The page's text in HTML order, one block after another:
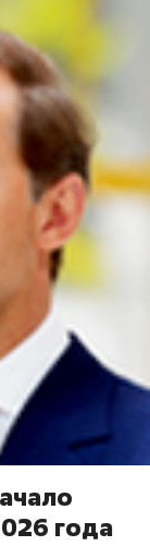
года